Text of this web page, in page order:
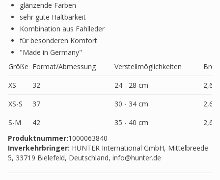
glänzende Farben
sehr gute Haltbarkeit
Kombination aus Fahlleder
für besonderen Komfort
"Made in Germany"
Größe Format/Abmessung Verstellmöglichkeiten
XS
32 24 - 28 cm
2,6
XS-S
37 30 - 34 cm
2,6
S-M
42 35 - 40 cm
2,6
Produktnummer:1000063840
Inverkehrbringer: HUNTER International GmbH, Mittelbreede
5, 33719 Bielefeld, Deutschland, info@hunter.de